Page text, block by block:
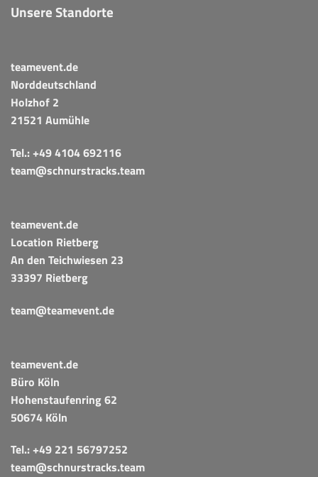
Unsere Standorte
teamevent.de
Norddeutschland
Holzhof 2
21521 Aumühle
Tel.:+49 4104 692116
team@schnurstracks.team
teamevent.de
Location Rietberg
An den Teichwiesen 23
33397 Rietberg
team@teamevent.de
teamevent.de
Büro Köln
Hohenstaufenring 62
50674 Köln
Tel.:+49 221 56797252
team@schnurstracks.team